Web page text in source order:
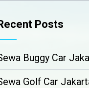
Posts
Buggy Car
Golf Car